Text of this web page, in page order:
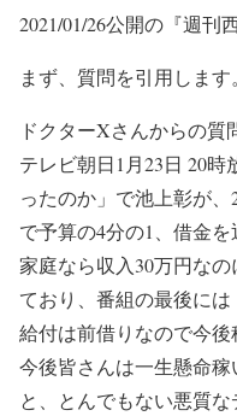
2021/01/26公開の『週刊
まず、質問を引用します。
ドクターXさんからの質
テレビ朝日1月23日 20
ったのか」で池上彰が
で予算の4分の1、借金
家庭なら収入30万円な
ており、番組の最後に
給付は前借りなので今後
今後皆さんは一生懸命稼
と、とんでもない悪質な